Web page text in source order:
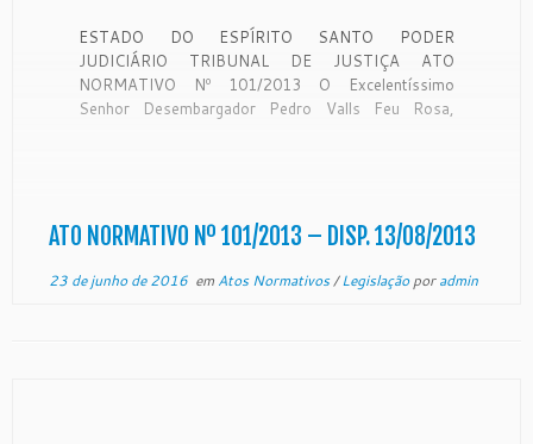
ESTADO DO ESPÍRITO SANTO PODER
JUDICIÁRIO TRIBUNAL DE JUSTIÇA ATO
NORMATIVO Nº 101/2013 O Excelentíssimo
Senhor Desembargador Pedro Valls Feu Rosa,
ATO NORMATIVO Nº 101/2013 – DISP. 13/08/2013
23 de junho de 2016em Atos Normativos/Legislaçãoporadmin